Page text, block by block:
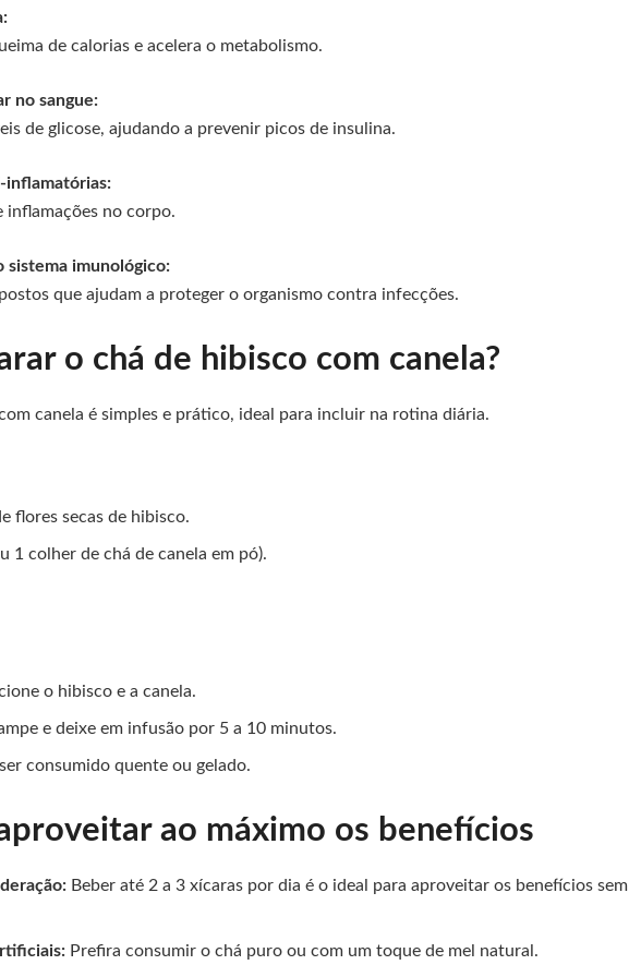
de calorias e acelera o metabolismo.
no sangue:
de glicose, ajudando a prevenir picos de insulina.
inflamatórias:
inflamações no corpo.
sistema imunológico:
que ajudam a proteger o organismo contra infecções.
o chá de hibisco com canela?
canela é simples e prático, ideal para incluir na rotina diária.
flores secas de hibisco.
1 colher de chá de canela em pó).
o hibisco e a canela.
e deixe em infusão por 5 a 10 minutos.
consumido quente ou gelado.
ao máximo os benefícios
Beber até 2 a 3 xícaras por dia é o ideal para aproveitar os benefícios sem
Prefira consumir o chá puro ou com um toque de mel natural.